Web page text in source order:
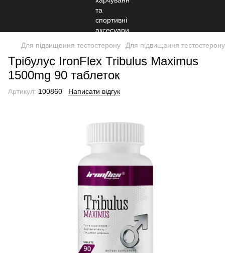
Для підвищення тестостерону Для підвищення
Трібулус IronFlex Tribulus Maximus
1500mg 90 таблеток
Артикул: 100860 Написати відгук